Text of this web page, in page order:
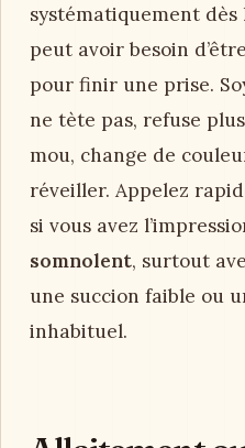
systématiquement
peut avoir besoin
pour finir une prise.
ne tète pas, refuse
mou, change de
réveiller. Appelez
si vous avez
somnolent, surtout
une succion faible ou
inhabituel.